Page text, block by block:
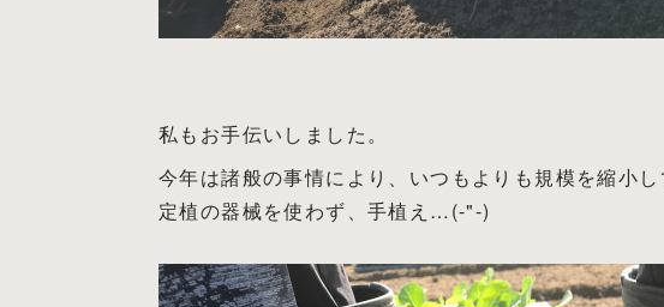
私もお手伝いしました。
今年は諸般の事情により、いつもよりも規模を縮小
定植の器械を使わず、手植え…(-"-)